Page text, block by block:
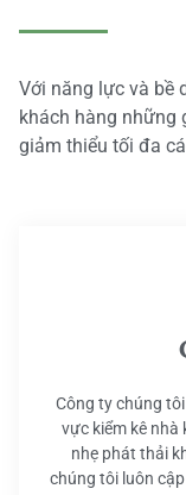
Với năng lực và bề
khách hàng những
giảm thiểu tối đa
Công ty chúng
vực kiểm kê nhà
nhẹ phát thải
chúng tôi luôn